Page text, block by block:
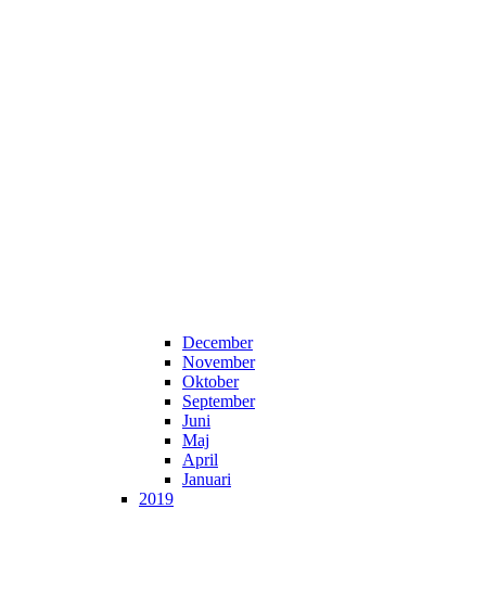
December
November
Oktober
September
Juni
Maj
April
Januari
2019